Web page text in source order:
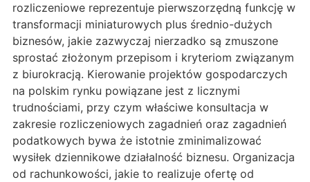
rozliczeniowe reprezentuje pierwszorzędną funkcję w
transformacji miniaturowych plus średnio-dużych
biznesów, jakie zazwyczaj nierzadko są zmuszone
sprostać złożonym przepisom i kryteriom związanym
z biurokracją. Kierowanie projektów gospodarczych
na polskim rynku powiązane jest z licznymi
trudnościami, przy czym właściwe konsultacja w
zakresie rozliczeniowych zagadnień oraz zagadnień
podatkowych bywa że istotnie zminimalizować
wysiłek dziennikowe działalność biznesu. Organizacja
od rachunkowości, jakie to realizuje ofertę od